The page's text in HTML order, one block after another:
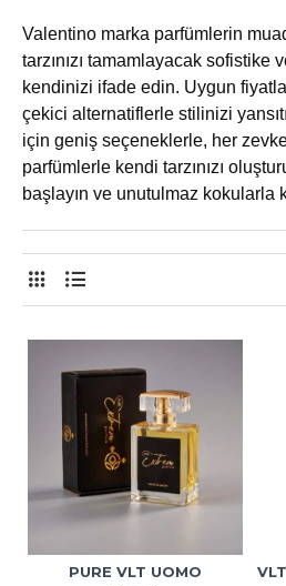
Valentino marka parfümlerin
tarzınızı tamamlayacak sofistike
kendinizi ifade edin. Uygun
çekici alternatiflerle stilinizi
için geniş seçeneklerle, her
parfümlerle kendi tarzınızı
başlayın ve unutulmaz kokularla
PURE VLT UOMO